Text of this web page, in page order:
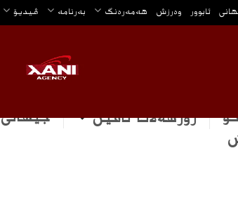
ئابوور وه‌رزش هه‌مه‌ره‌نگ بەرنامە ڤیدیۆ
رۆژهه‌لاتا ناڤین جیهانی